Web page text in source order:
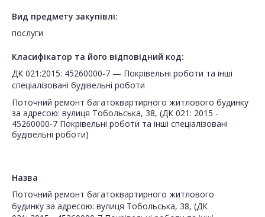
Вид предмету закупівлі:
послуги
Класифікатор та його відповідний код:
ДК 021:2015: 45260000-7 — Покрівельні роботи та інші
спеціалізовані будівельні роботи
Поточний ремонт багатоквартирного житлового будинку
за адресою: вулиця Тобольська, 38, (ДК 021: 2015 -
45260000-7 Покрівельні роботи та інші спеціалізовані
будівельні роботи)
Назва
Поточний ремонт багатоквартирного житлового
будинку за адресою: вулиця Тобольська, 38, (ДК